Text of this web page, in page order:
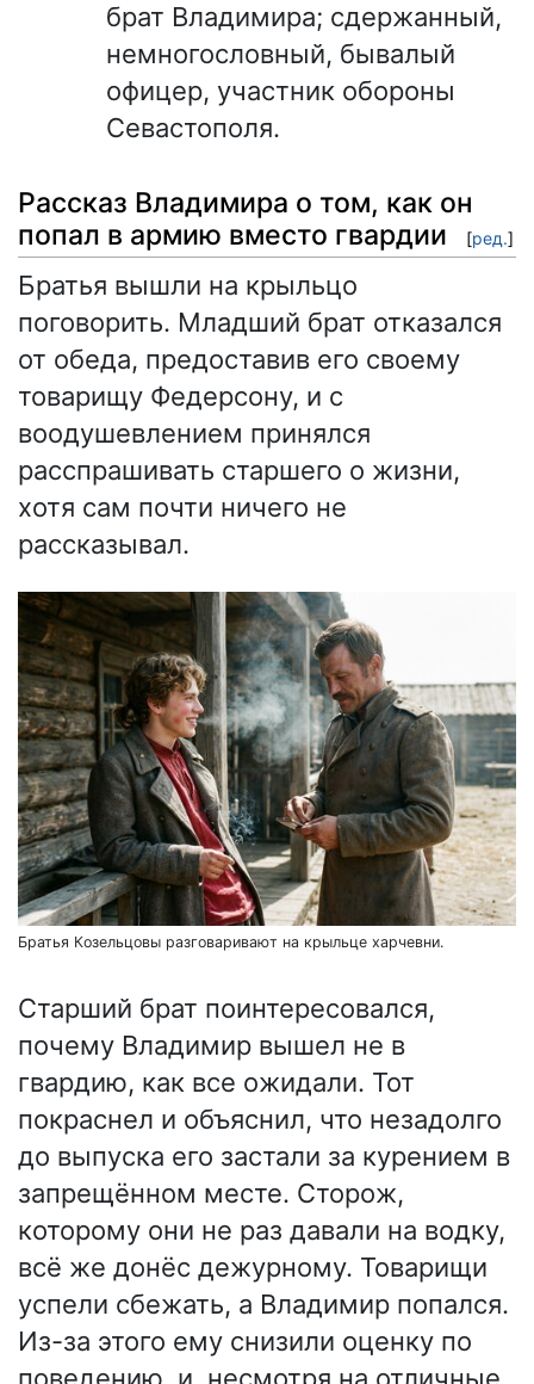
брат Владимира; сдержанный,
немногословный, бывалый
офицер, участник обороны
Севастополя.
Рассказ Владимира о том, как он
попал в армию вместо гвардии
[ред.]
Братья вышли на крыльцо
поговорить. Младший брат отказался
от обеда, предоставив его своему
товарищу Федерсону, и с
воодушевлением принялся
расспрашивать старшего о жизни,
хотя сам почти ничего не
рассказывал.
Братья Козельцовы разговаривают на крыльце харчевни.
Старший брат поинтересовался,
почему Владимир вышел не в
гвардию, как все ожидали. Тот
покраснел и объяснил, что незадолго
до выпуска его застали за курением в
запрещённом месте. Сторож,
которому они не раз давали на водку,
всё же донёс дежурному. Товарищи
успели сбежать, а Владимир попался.
Из-за этого ему снизили оценку по